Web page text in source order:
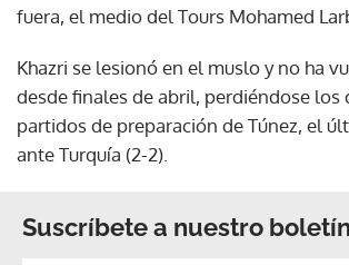
fuera, el medio del Tours Mohamed
Khazri se lesionó en el muslo y no ha
desde finales de abril, perdiéndose los
partidos de preparación de Túnez, el
ante Turquía (2-2).
Suscríbete a nuestro boletín